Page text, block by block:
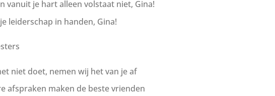
vanuit je hart alleen volstaat niet, Gina!
leiderschap in handen, Gina!
niet doet, nemen wij het van je af
afspraken maken de beste vrienden